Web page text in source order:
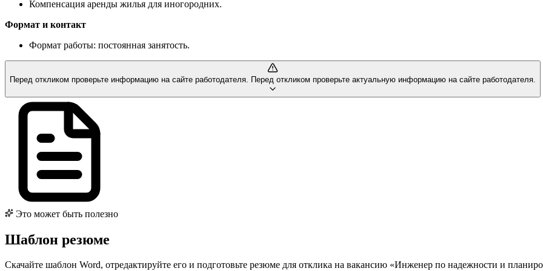
Компенсация аренды жилья для иногородних.
Формат и контакт
Формат работы: постоянная занятость.
Перед откликом проверьте информацию на сайте работодателя. Перед откликом проверьте актуальную информацию на сайте работодателя.
Это может быть полезно
Шаблон резюме
Скачайте шаблон Word, отредактируйте его и подготовьте резюме для отклика на вакансию «Инженер по надежности и